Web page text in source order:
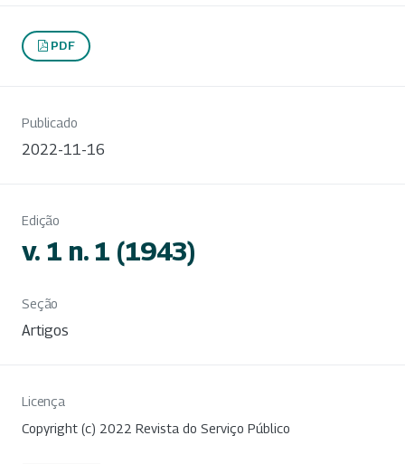
PDF
Publicado
2022-11-16
Edição
v. 1 n. 1 (1943)
Seção
Artigos
Licença
Copyright (c) 2022 Revista do Serviço Público